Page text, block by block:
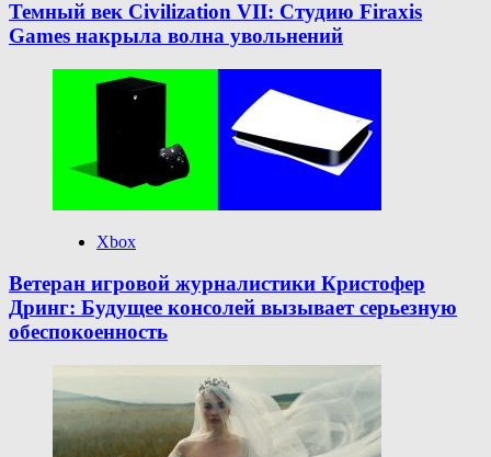
Темный век Civilization VII: Студию Firaxis
Games накрыла волна увольнений
Xbox
Ветеран игровой журналистики Кристофер
Дринг: Будущее консолей вызывает серьезную
обеспокоенность